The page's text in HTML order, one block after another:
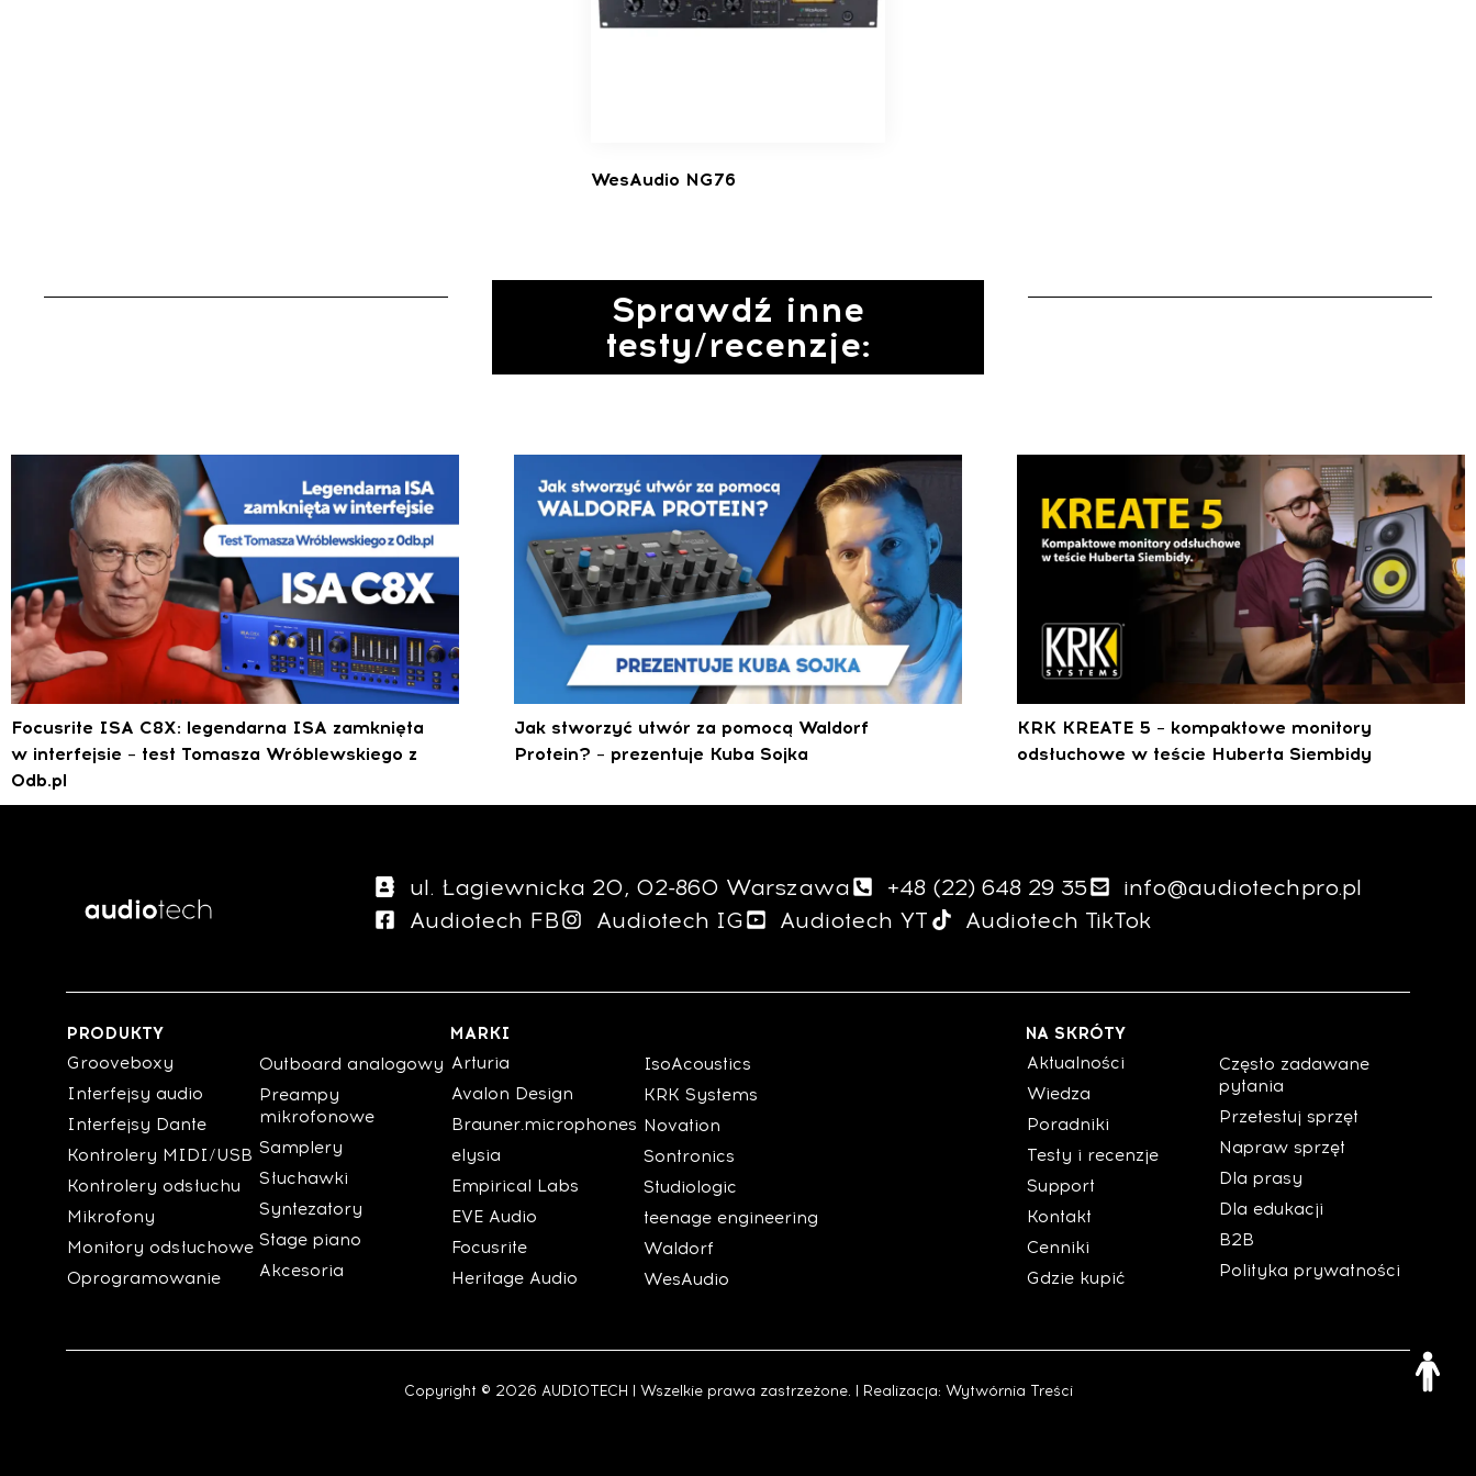
WesAudio NG76
Sprawdź inne
testy/recenzje:
Focusrite ISA C8X: legendarna ISA zamknięta
w interfejsie – test Tomasza Wróblewskiego z
0db.pl
Jak stworzyć utwór za pomocą Waldorf
Protein? – prezentuje Kuba Sojka
KRK KREATE 5 – kompaktowe monitory
odsłuchowe w teście Huberta Siembidy
ul. Łagiewnicka 20, 02-860 Warszawa +48 (22) 648 29 35
info@audiotechpro.pl
Audiotech FB
Audiotech IG Audiotech YT Audiotech TikTok
PRODUKTY
Grooveboxy
Interfejsy audio
Interfejsy Dante
Kontrolery MIDI/USB
Kontrolery odsłuchu
Mikrofony
Monitory odsłuchowe
Oprogramowanie
Outboard analogowy
Preampy
mikrofonowe
Samplery
Słuchawki
Syntezatory
Stage piano
Akcesoria
MARKI
Arturia
Avalon Design
Brauner.microphones
elysia
Empirical Labs
EVE Audio
Focusrite
Heritage Audio
IsoAcoustics
KRK Systems
Novation
Sontronics
Studiologic
teenage engineering
Waldorf
WesAudio
NA SKRÓTY
Aktualności
Wiedza
Poradniki
Testy i recenzje
Support
Kontakt
Cenniki
Gdzie kupić
Często zadawane
pytania
Przetestuj sprzęt
Napraw sprzęt
Dla prasy
Dla edukacji
B2B
Polityka prywatności
Copyright © 2026 AUDIOTECH | Wszelkie prawa zastrzeżone. | Realizacja: Wytwórnia Treści